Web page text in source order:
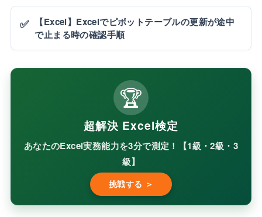
✅
【Excel】Excelでピボットテーブルの更新が途中
で止まる時の確認手順
🏆
超解決 Excel検定
あなたのExcel実務能力を3分で測定！【1級・2級・3
級】